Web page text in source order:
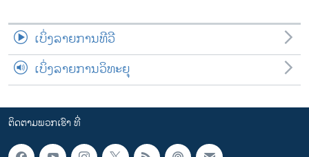
ເບິ່ງລາຍການທີວີ
ເບິ່ງລາຍການວິທະຍຸ
ຕິດຕາມພວກເຮົາ ທີ່